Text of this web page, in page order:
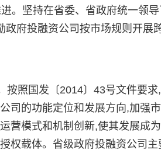
坚持在省委、省政府统一领导
府投融资公司按市场规则开展
照国发〔2014〕43号文件要求,
司的功能定位和发展方向,加强
营模式和机制创新,使其发展成
权载体。省级政府投融资公司